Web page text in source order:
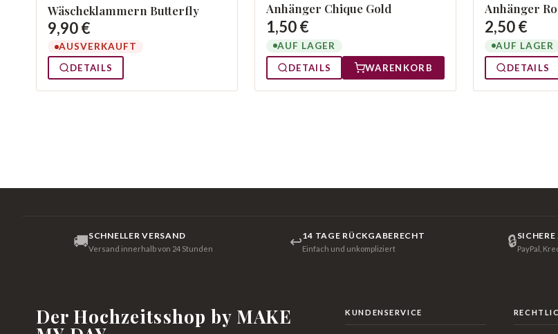
Wäscheklammern Butterfly
9,90 €
AUSVERKAUFT
DETAILS
Anhänger Chique Gold
1,50 €
AUF LAGER
DETAILS
WARENKORB
Anhänger
2,50 €
AUF LAGER
DETAILS
🚚SCHNELLER VERSAND
Versand innerhalb von 24 Stunden ↩14 TAGE RÜCKGABERECHT
Einfach und unkompliziert 🔒PayPal,
Der Hochzeitsshop by MAKE KUNDENSERVICE